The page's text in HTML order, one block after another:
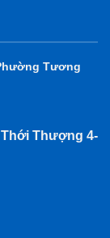
Tương
Thượng 4-